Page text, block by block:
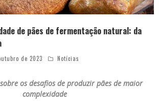
de pães de fermentação natural: da
de 2023 Notícias
os desafios de produzir pães de maior
complexidade